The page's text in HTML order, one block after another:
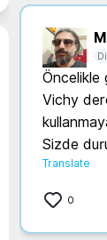
Öncelikle
Vichy
Sizde
Translate
0